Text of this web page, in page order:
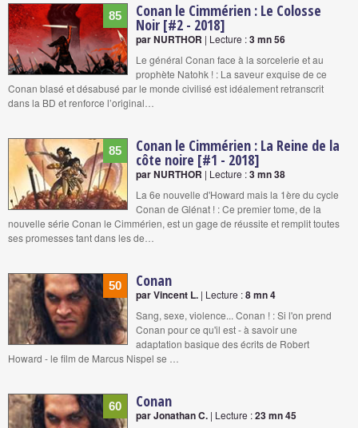
85 Conan le Cimmérien : Le Colosse
Noir [#2 - 2018]
par NURTHOR | Lecture :3 mn 56
Le général Conan face à la sorcelerie et au
prophète Natohk ! : La saveur exquise de ce
Conan blasé et désabusé par le monde civilisé est idéalement retranscrit
dans la BD et renforce l’original…
85 Conan le Cimmérien : La Reine de la
côte noire [#1 - 2018]
par NURTHOR | Lecture :3 mn 38
La 6e nouvelle d'Howard mais la 1ère du cycle
Conan de Glénat ! : Ce premier tome, de la
nouvelle série Conan le Cimmérien, est un gage de réussite et remplit toutes
ses promesses tant dans les de…
50 Conan
par Vincent L. | Lecture :8 mn 4
Sang, sexe, violence... Conan ! : Si l'on prend
Conan pour ce qu'il est - à savoir une
adaptation basique des écrits de Robert
Howard - le film de Marcus Nispel se …
60 Conan
par Jonathan C. | Lecture :23 mn 45